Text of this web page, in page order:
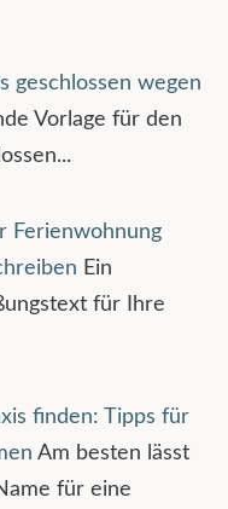
geschlossen wegen
Vorlage für den
Ferienwohnung
Ein
für Ihre
finden: Tipps für
Am besten lässt
für eine